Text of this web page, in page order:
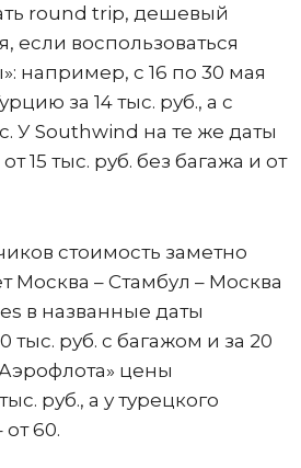
round trip, дешевый
если воспользоваться
например, с 16 по 30 мая
за 14 тыс. руб., а с
У Southwind на те же даты
15 тыс. руб. без багажа и от
стоимость заметно
Москва – Стамбул – Москва
в названные даты
тыс. руб. с багажом и за 20
цены
руб., а у турецкого
60.